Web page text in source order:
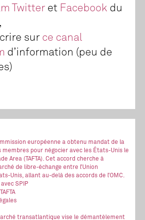
Twitteret Facebook du
sur ce canal
d’information (peu de
européenne a obtenu mandat de la
pour négocier avec les États-Unis le
Area (TAFTA). Cet accord cherche à
de libre-échange entre l’Union
Unis, allant au-delà des accords de l’OMC.
avec SPIP
transatlantique vise le démantèlement